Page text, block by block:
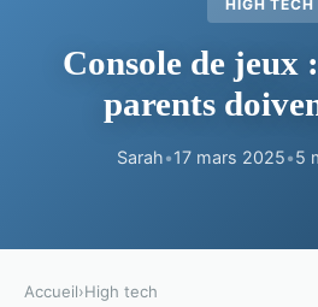
HIGH TECH
Console de jeux
parents
Sarah•17 mars 2025•5
Accueil›High tech